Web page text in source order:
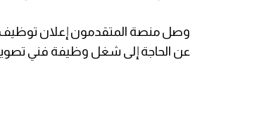
وصل منصة المتقدمون إعلان توظيف
عن الحاجة إلى شغل وظيفة فني